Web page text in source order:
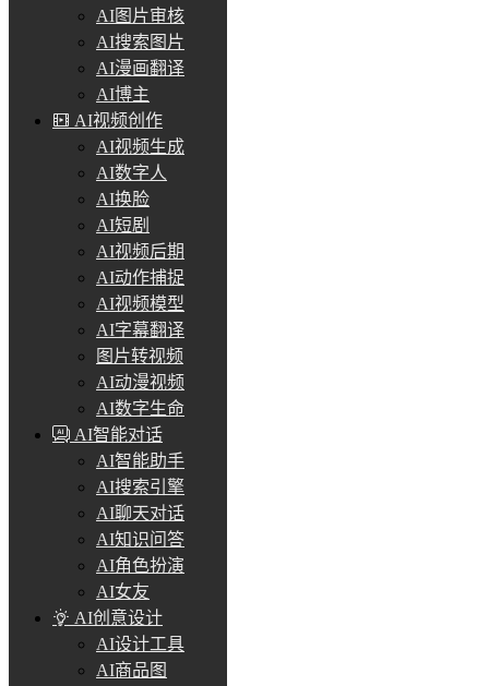
AI图片审核
AI搜索图片
AI漫画翻译
AI博主
AI视频创作
AI视频生成
AI数字人
AI换脸
AI短剧
AI视频后期
AI动作捕捉
AI视频模型
AI字幕翻译
图片转视频
AI动漫视频
AI数字生命
AI智能对话
AI智能助手
AI搜索引擎
AI聊天对话
AI知识问答
AI角色扮演
AI女友
AI创意设计
AI设计工具
AI商品图